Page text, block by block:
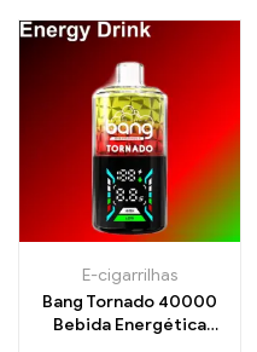
E-cigarrilhas
Bang Tornado 40000
Bebida Energética